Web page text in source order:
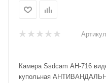
Камера Ssdcam AH-716
купольная